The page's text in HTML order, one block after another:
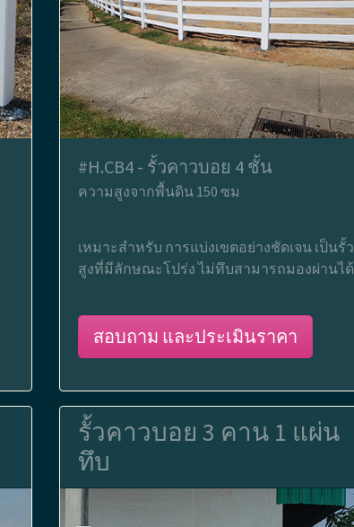
#H.CB4 - รั้วคาวบอย 4 ชั้น
ความสูงจากพื้นดิน 150 ซม
เหมาะสำหรับ การแบ่งเขตอย่างชัดเจน เป็นรั้ว
สูงที่มีลักษณะโปร่ง ไม่ทึบสามารถมองผ่านได้
สอบถาม และประเมินราคา
รั้วคาวบอย 3 คาน 1 แผ่น
ทึบ